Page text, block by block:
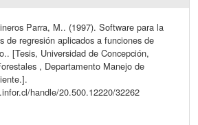
Parra, M.. (1997). Software para la
de regresión aplicados a funciones de
[Tesis, Universidad de Concepción,
, Departamento Manejo de
handle/20.500.12220/32262